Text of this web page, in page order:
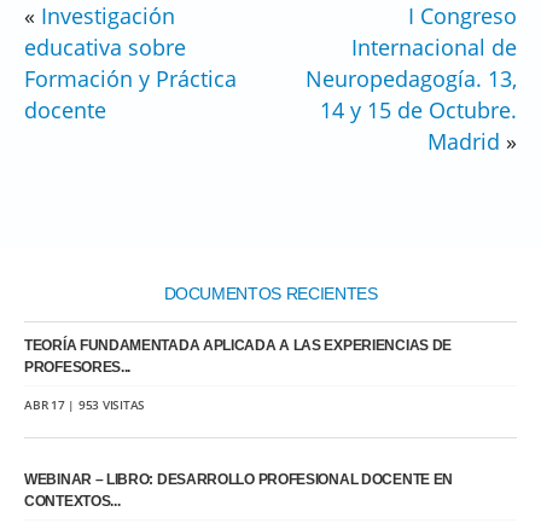
« Investigación
educativa sobre
Formación y Práctica
docente
I Congreso
Internacional de
Neuropedagogía. 13,
14 y 15 de Octubre.
Madrid »
DOCUMENTOS RECIENTES
TEORÍA FUNDAMENTADA APLICADA A LAS EXPERIENCIAS DE
PROFESORES...
ABR 17 | 953 VISITAS
WEBINAR – LIBRO: DESARROLLO PROFESIONAL DOCENTE EN
CONTEXTOS...